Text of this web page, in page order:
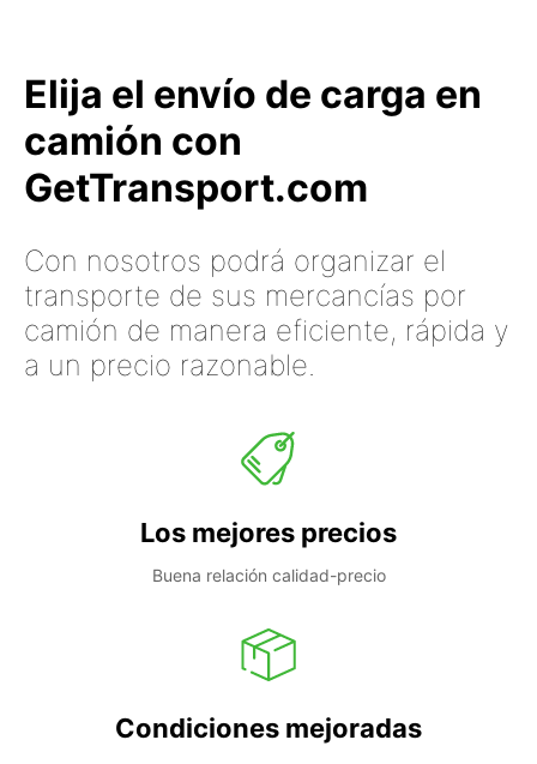
Elija el envío de carga en
camión con
GetTransport.com
Con nosotros podrá organizar el
transporte de sus mercancías por
camión de manera eficiente, rápida y
a un precio razonable.
Los mejores precios
Buena relación calidad-precio
Condiciones mejoradas